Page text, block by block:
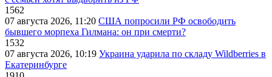
1562
07 августа 2026, 11:20 США попросили РФ освободить
бывшего морпеха Гилмана: он при смерти?
1532
07 августа 2026, 10:19 Украина ударила по складу Wildberries в
Екатеринбурге